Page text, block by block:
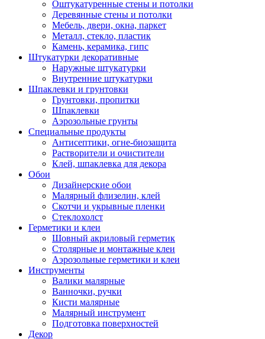
Оштукатуренные стены и потолки
Деревянные стены и потолки
Мебель, двери, окна, паркет
Металл, стекло, пластик
Камень, керамика, гипс
Штукатурки декоративные
Наружные штукатурки
Внутренние штукатурки
Шпаклевки и грунтовки
Грунтовки, пропитки
Шпаклевки
Аэрозольные грунты
Специальные продукты
Антисептики, огне-биозащита
Растворители и очистители
Клей, шпаклевка для декора
Обои
Дизайнерские обои
Малярный флизелин, клей
Скотчи и укрывные пленки
Стеклохолст
Герметики и клеи
Шовный акриловый герметик
Столярные и монтажные клеи
Аэрозольные герметики и клеи
Инструменты
Валики малярные
Ванночки, ручки
Кисти малярные
Малярный инструмент
Подготовка поверхностей
Декор